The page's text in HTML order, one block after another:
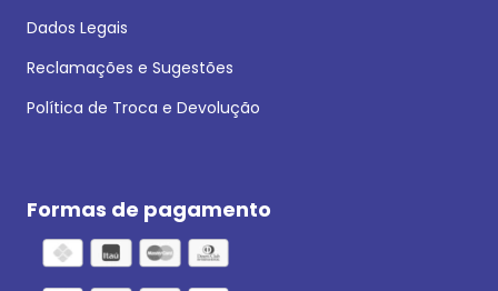
Dados Legais
Reclamações e Sugestões
Política de Troca e Devolução
Formas de pagamento